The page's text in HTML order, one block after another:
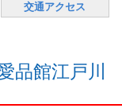
交通アクセス
品館江戸川